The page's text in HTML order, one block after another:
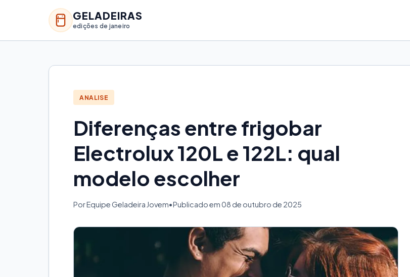
GELADEIRAS
edições de janeiro
ANALISE
Diferenças entre frigobar
Electrolux 120L e 122L: qual
modelo escolher
Por Equipe Geladeira Jovem•Publicado em 08 de outubro de 2025